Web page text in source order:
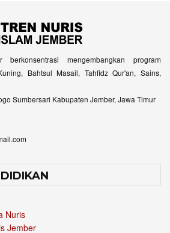
berkonsentrasi mengembangkan program
Bahtsul Masail, Tahfidz Qur'an, Sains,
Sumbersari Kabupaten Jember, Jawa Timur
Nuris
Jember